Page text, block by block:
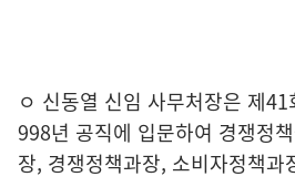
ㅇ 신동열 신임 사무처장은 제41
998년 공직에 입문하여 경쟁정
장, 경쟁정책과장, 소비자정책과